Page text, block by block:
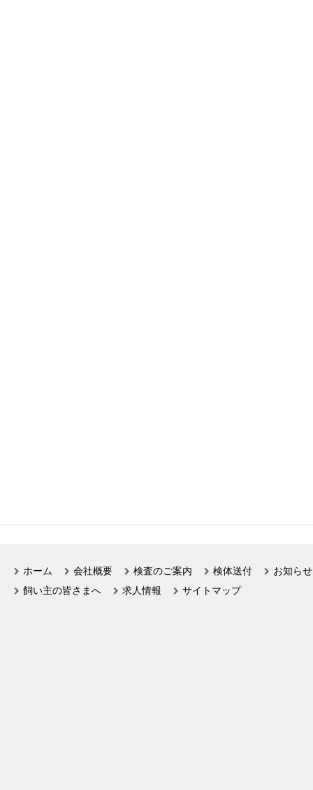
ホーム 会社概要 検査のご案内 検体送付
お知らせ
飼い主の皆さまへ
求人情報 サイトマップ